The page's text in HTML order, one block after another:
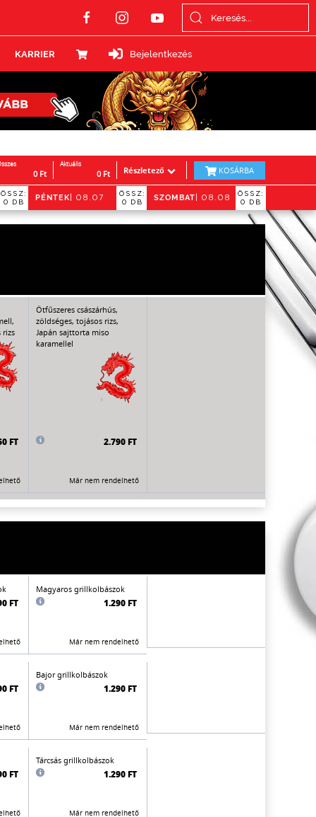
KARRIER Bejelentkezés
Ft
0
Aktuális
Ft
0 Részletező KOSÁRBA
ÖSSZ:
0 DB
PÉNTEK | 08.07
ÖSSZ:
0 DB
SZOMBAT | 08.08
ÖSSZ:
0 DB
rizs
FT
Ötfűszeres császárhús,
zöldséges, tojásos rizs,
Japán sajttorta miso
karamellel
2.790 FT
Már nem rendelhető
FT
Magyaros grillkolbászok
1.290 FT
Már nem rendelhető
FT
Bajor grillkolbászok
1.290 FT
Már nem rendelhető
FT
Tárcsás grillkolbászok
1.290 FT
Már nem rendelhető